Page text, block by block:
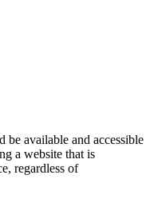
be available and accessible
a website that is
regardless of